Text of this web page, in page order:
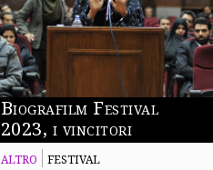
Biografilm Festival
2023, i vincitori
ALTRO FESTIVAL